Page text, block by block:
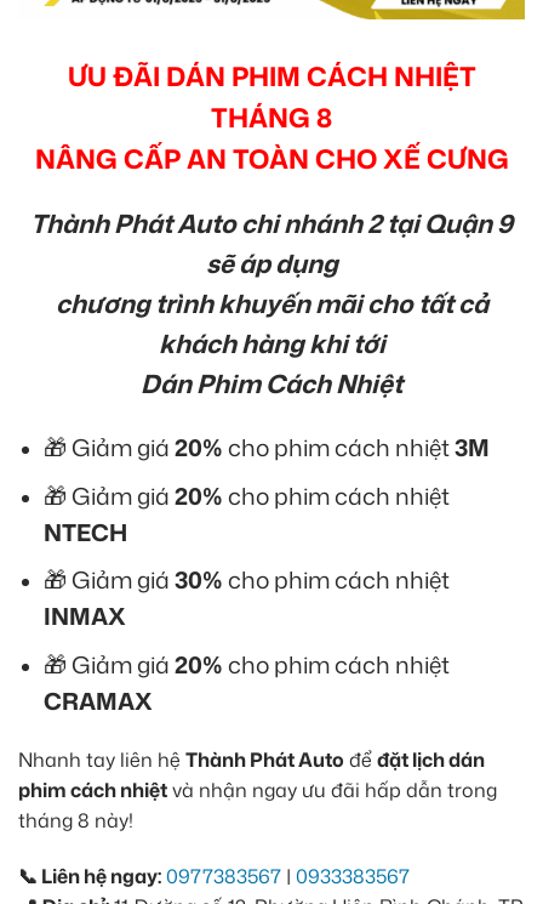
ƯU ĐÃI DÁN PHIM CÁCH NHIỆT
THÁNG 8
NÂNG CẤP AN TOÀN CHO XẾ CƯNG
Thành Phát Auto chi nhánh 2 tại Quận 9
sẽ áp dụng
chương trình khuyến mãi cho tất cả
khách hàng khi tới
Dán Phim Cách Nhiệt
🎁 Giảm giá20%cho phim cách nhiệt3M
🎁 Giảm giá20%cho phim cách nhiệt
NTECH
🎁 Giảm giá30%cho phim cách nhiệt
INMAX
🎁 Giảm giá20%cho phim cách nhiệt
CRAMAX
Nhanh tay liên hệ Thành Phát Auto đểđặt lịch dán
phim cách nhiệtvà nhận ngay ưu đãi hấp dẫn trong
tháng 8 này!
📞 Liên hệ ngay:0977383567 | 0933383567